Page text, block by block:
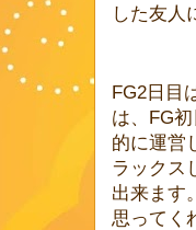
した友人
FG2日目
は、FG
的に運営
ラックス
出来ます
思ってく